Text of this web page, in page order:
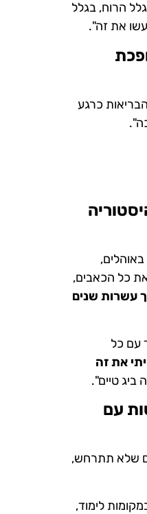
הרוח, בגלל
את זה".
כרגע
את כל הכאבים,
עשרות שנים
עם כל
את זה
טיים".
עם
שלא תתרחש,
לימוד,